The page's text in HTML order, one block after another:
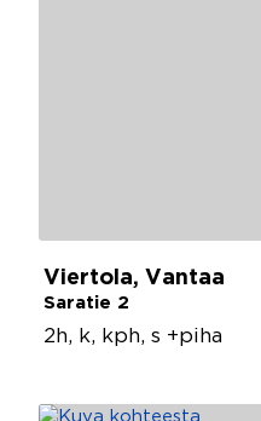
Viertola, Vantaa
Saratie 2
2h, k, kph, s +piha